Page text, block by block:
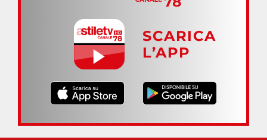
SCARICA
L’APP